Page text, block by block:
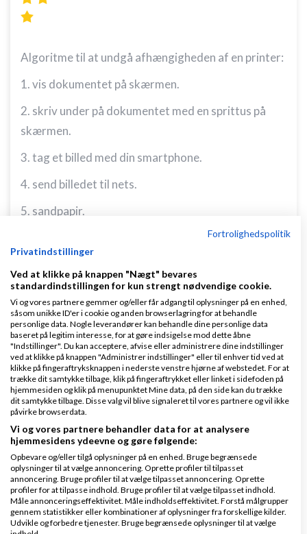
Algoritme til at undgå afhængigheden af en printer:
1. vis dokumentet på skærmen.
2. skriv under på dokumentet med en sprittus på
skærmen.
3. tag et billed med din smartphone.
4. send billedet til nets.
5. sandpapir.
Svar
Cookie - John HannoverSkrevet10-04-2016kl.
12:46
Gennemsnit
person
Søren Alsbjerg Hørup:
Algoritme til at undgå afhængigheden af en
Fortrolighedspolitik
Privatindstillinger
Ved at klikke på knappen "Nægt" bevares
standardindstillingen for kun strengt nødvendige cookie.
Vi og vores partnere gemmer og/eller får adgang til oplysninger på en enhed,
såsom unikke ID'er i cookie og anden browserlagring for at behandle
personlige data. Nogle leverandører kan behandle dine personlige data
baseret på legitim interesse, for at gøre indsigelse mod dette åbne
"Indstillinger". Du kan acceptere, afvise eller administrere dine indstillinger
ved at klikke på knappen "Administrer indstillinger" eller til enhver tid ved at
klikke på fingeraftryksknappen i nederste venstre hjørne af webstedet. For at
trække dit samtykke tilbage, klik på fingeraftrykket eller linket i sidefoden på
hjemmesiden og klik på menupunktet Mine data, på den side kan du trække
dit samtykke tilbage. Disse valg vil blive signaleret til vores partnere og vil ikke
påvirke browserdata.
Vi og vores partnere behandler data for at analysere
hjemmesidens ydeevne og gøre følgende:
Opbevare og/eller tilgå oplysninger på en enhed. Bruge begrænsede
oplysninger til at vælge annoncering. Oprette profiler til tilpasset
annoncering. Bruge profiler til at vælge tilpasset annoncering. Oprette
profiler for at tilpasse indhold. Bruge profiler til at vælge tilpasset indhold.
Måle annonceringseffektivitet. Måle indholdseffektivitet. Forstå målgrupper
gennem statistikker eller kombinationer af oplysninger fra forskellige kilder.
Udvikle og forbedre tjenester. Bruge begrænsede oplysninger til at vælge